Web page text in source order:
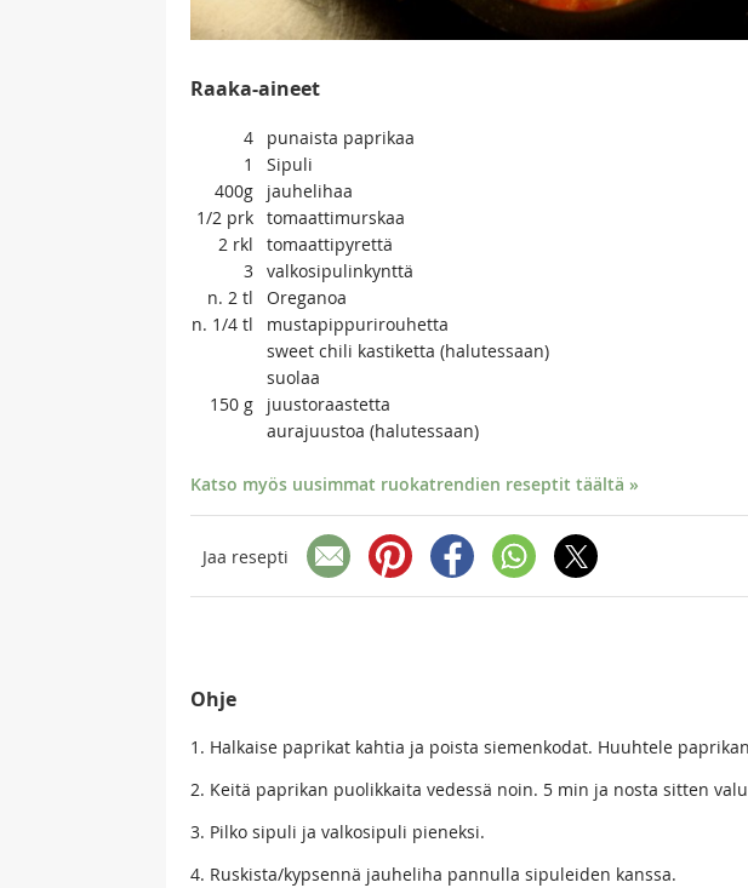
Raaka-aineet
4
punaista paprikaa
1
Sipuli
400g
jauhelihaa
1/2 prk tomaattimurskaa
2 rkl
tomaattipyrettä
3 valkosipulinkynttä
n. 2 tl
Oreganoa
n. 1/4 tl
mustapippurirouhetta
sweet chili kastiketta (halutessaan)
suolaa
150 g
juustoraastetta
aurajuustoa (halutessaan)
Katso myös uusimmat ruokatrendien reseptit täältä »
Jaa resepti
Ohje
1. Halkaise paprikat kahtia ja poista siemenkodat. Huuhtele
2. Keitä paprikan puolikkaita vedessä noin. 5 min ja nosta sitten
3. Pilko sipuli ja valkosipuli pieneksi.
4. Ruskista/kypsennä jauheliha pannulla sipuleiden kanssa.